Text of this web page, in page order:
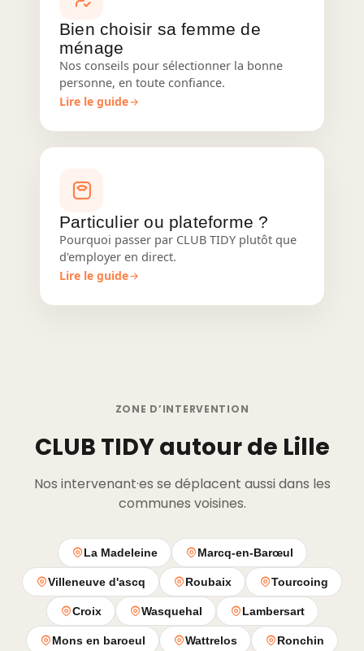
Bien choisir sa femme de
ménage
Nos conseils pour sélectionner la bonne
personne, en toute confiance.
Lire le guide
Particulier ou plateforme ?
Pourquoi passer par CLUB TIDY plutôt que
d'employer en direct.
Lire le guide
ZONE D’INTERVENTION
CLUB TIDY autour de Lille
Nos intervenant·es se déplacent aussi dans les
communes voisines.
La Madeleine Marcq-en-Barœul
Villeneuve d'ascq Roubaix Tourcoing
Croix Wasquehal Lambersart
Mons en baroeul Wattrelos Ronchin